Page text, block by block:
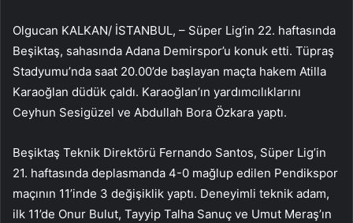
Olgucan KALKAN/ İSTANBUL, – Süper Lig’in 22. haftasında
Beşiktaş, sahasında Adana Demirspor’u konuk etti. Tüpraş
Stadyumu’nda saat 20.00’de başlayan maçta hakem Atilla
Karaoğlan düdük çaldı. Karaoğlan’ın yardımcılıklarını
Ceyhun Sesigüzel ve Abdullah Bora Özkara yaptı.
Beşiktaş Teknik Direktörü Fernando Santos, Süper Lig’in
21. haftasında deplasmanda 4-0 mağlup edilen Pendikspor
maçının 11’inde 3 değişiklik yaptı. Deneyimli teknik adam,
ilk 11’de Onur Bulut, Tayyip Talha Sanuç ve Umut Meraş’ın